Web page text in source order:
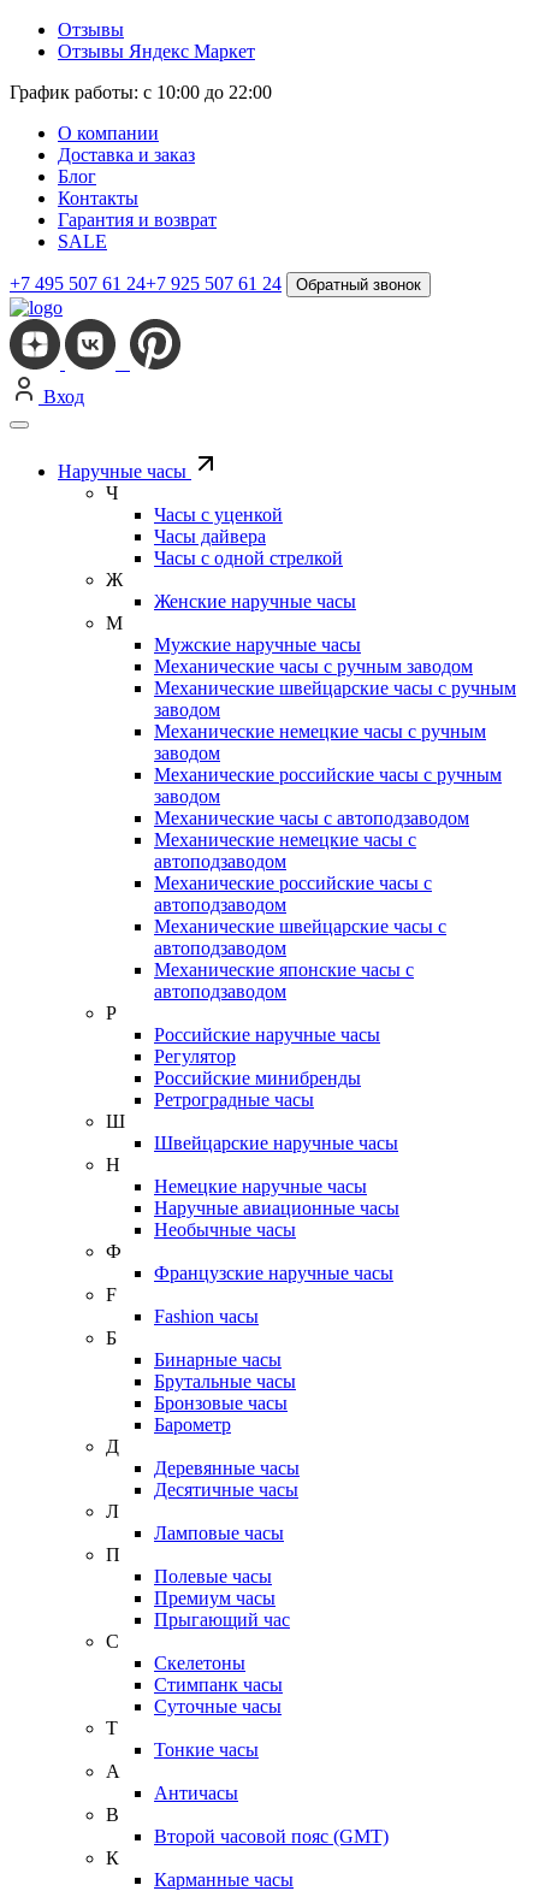
Отзывы
Отзывы Яндекс Маркет
График работы: с 10:00 до 22:00
О компании
Доставка и заказ
Блог
Контакты
Гарантия и возврат
SALE
+7 495 507 61 24+7 925 507 61 24 Обратный звонок
Вход
Наручные часы
Ч
Часы с уценкой
Часы дайвера
Часы с одной стрелкой
Ж
Женские наручные часы
М
Мужские наручные часы
Механические часы с ручным заводом
Механические швейцарские часы с ручным
заводом
Механические немецкие часы с ручным
заводом
Механические российские часы с ручным
заводом
Механические часы с автоподзаводом
Механические немецкие часы с
автоподзаводом
Механические российские часы с
автоподзаводом
Механические швейцарские часы с
автоподзаводом
Механические японские часы с
автоподзаводом
Р
Российские наручные часы
Регулятор
Российские минибренды
Ретроградные часы
Ш
Швейцарские наручные часы
Н
Немецкие наручные часы
Наручные авиационные часы
Необычные часы
Ф
Французские наручные часы
F
Fashion часы
Б
Бинарные часы
Брутальные часы
Бронзовые часы
Барометр
Д
Деревянные часы
Десятичные часы
Л
Ламповые часы
П
Полевые часы
Премиум часы
Прыгающий час
С
Скелетоны
Стимпанк часы
Суточные часы
Т
Тонкие часы
А
Античасы
В
Второй часовой пояс (GMT)
К
Карманные часы